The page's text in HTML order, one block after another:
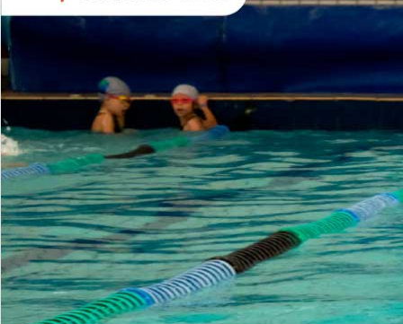
ALUNOS NOVOS
Entre em Contato
INSTITUCIONAL